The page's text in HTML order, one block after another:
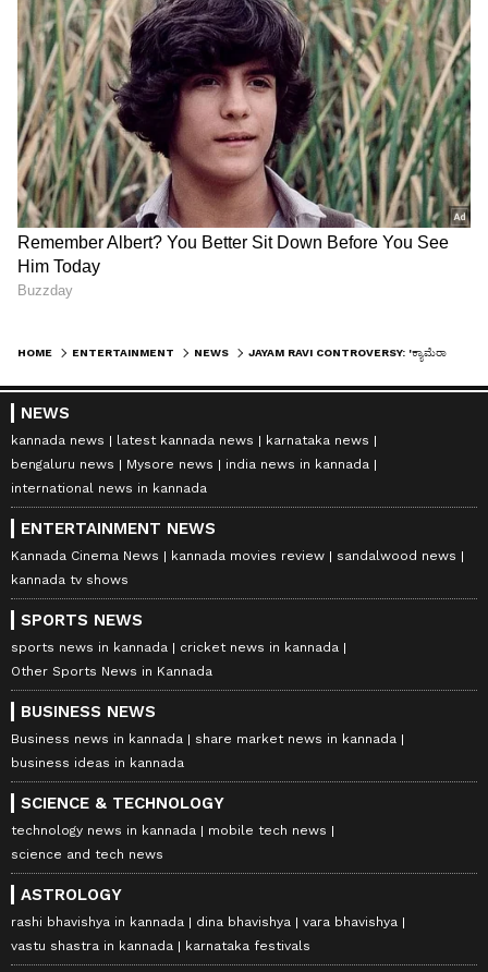
HOME ENTERTAINMENT NEWS
NEWS
kannada news latest kannada news
karnataka news
bengaluru news
Mysore news
india news in kannada
international news in kannada
ENTERTAINMENT NEWS
Kannada Cinema News kannada movies review
sandalwood news
kannada tv shows
SPORTS NEWS
sports news in kannada
cricket news in kannada
Other Sports News in Kannada
BUSINESS NEWS
Business news in kannada
share market news in kannada
business ideas in kannada
SCIENCE & TECHNOLOGY
technology news in kannada
mobile tech news
science and tech news
ASTROLOGY
rashi bhavishya in kannada dina bhavishya
vara bhavishya
vastu shastra in kannada
karnataka festivals